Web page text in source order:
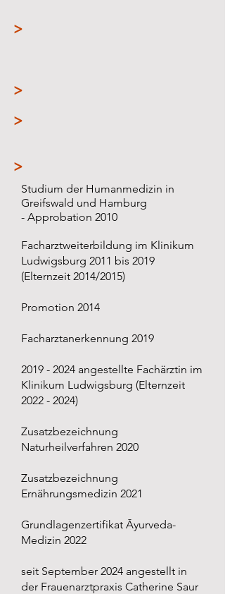
>
>
>
>
Studium der Humanmedizin in
Greifswald und Hamburg
- Approbation 2010
Facharztweiterbildung im Klinikum
Ludwigsburg 2011 bis 2019
(Elternzeit 2014/2015)
Promotion 2014
Facharztanerkennung 2019
2019 - 2024 angestellte Fachärztin im
Klinikum Ludwigsburg (Elternzeit
2022 - 2024)
Zusatzbezeichnung
Naturheilverfahren 2020
Zusatzbezeichnung
Ernährungsmedizin 2021
Grundlagenzertifikat Āyurveda-
Medizin 2022
seit September 2024 angestellt in
der Frauenarztpraxis Catherine Saur